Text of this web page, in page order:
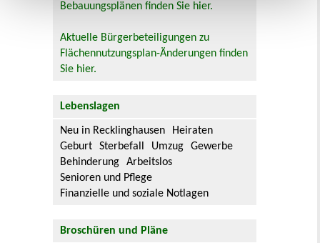
Bebauungsplänen finden Sie hier.
Aktuelle Bürgerbeteiligungen zu
Flächennutzungsplan-Änderungen finden
Sie hier.
Lebenslagen
Neu in Recklinghausen
Heiraten
Geburt
Sterbefall Umzug
Gewerbe
Behinderung
Arbeitslos
Senioren und Pflege
Finanzielle und soziale Notlagen
Broschüren und Pläne